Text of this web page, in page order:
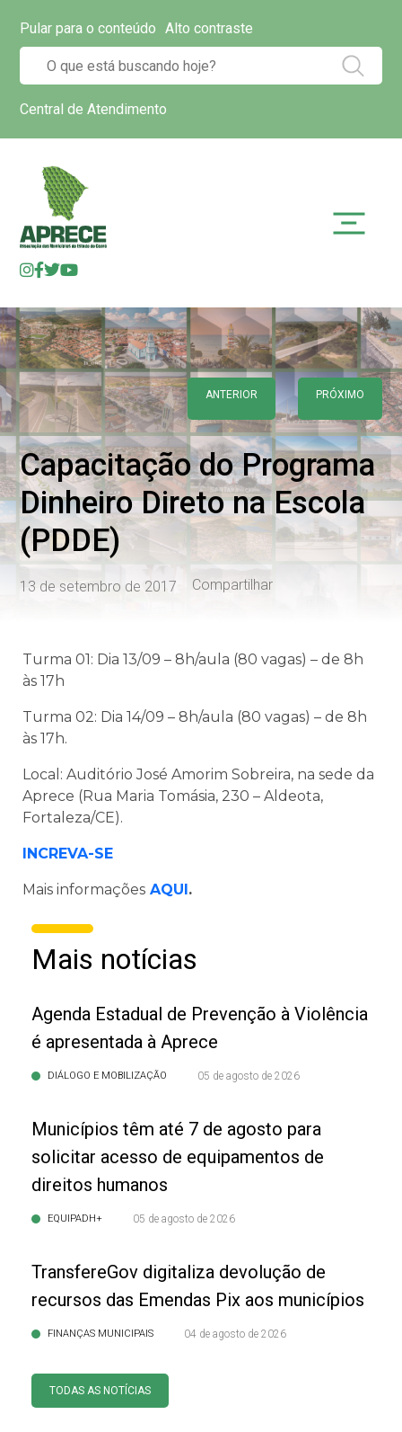
Pular para o conteúdo Alto contraste
Central de Atendimento
ANTERIOR PRÓXIMO
Capacitação do Programa
Dinheiro Direto na Escola
(PDDE)
13 de setembro de 2017 Compartilhar
Turma 01: Dia 13/09 – 8h/aula (80 vagas) – de 8h
às 17h
Turma 02: Dia 14/09 – 8h/aula (80 vagas) – de 8h
às 17h.
Local: Auditório José Amorim Sobreira, na sede da
Aprece (Rua Maria Tomásia, 230 – Aldeota,
Fortaleza/CE).
INCREVA-SE
Mais informações AQUI.
Mais notícias
Agenda Estadual de Prevenção à Violência
é apresentada à Aprece
DIÁLOGO E MOBILIZAÇÃO 05 de agosto de 2026
Municípios têm até 7 de agosto para
solicitar acesso de equipamentos de
direitos humanos
EQUIPADH+ 05 de agosto de 2026
TransfereGov digitaliza devolução de
recursos das Emendas Pix aos municípios
FINANÇAS MUNICIPAIS 04 de agosto de 2026
TODAS AS NOTÍCIAS